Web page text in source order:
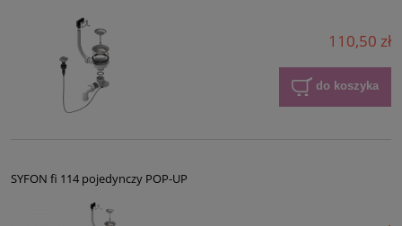
110,50 zł
do koszyka
SYFON fi 114 pojedynczy POP-UP